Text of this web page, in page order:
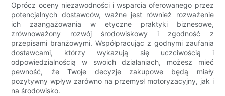
Oprócz oceny niezawodności i wsparcia oferowanego przez
potencjalnych dostawców, ważne jest również rozważenie
ich zaangażowania w etyczne praktyki biznesowe,
zrównoważony rozwój środowiskowy i zgodność z
przepisami branżowymi. Współpracując z godnymi zaufania
dostawcami, którzy wykazują się uczciwością i
odpowiedzialnością w swoich działaniach, możesz mieć
pewność, że Twoje decyzje zakupowe będą miały
pozytywny wpływ zarówno na przemysł motoryzacyjny, jak i
na środowisko.